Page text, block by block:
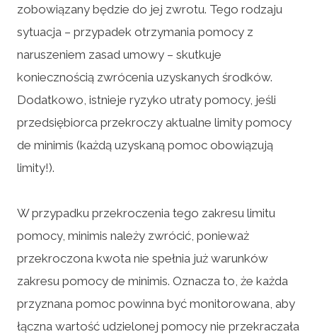
zobowiązany będzie do jej zwrotu. Tego rodzaju
sytuacja – przypadek otrzymania pomocy z
naruszeniem zasad umowy – skutkuje
koniecznością zwrócenia uzyskanych środków.
Dodatkowo, istnieje ryzyko utraty pomocy, jeśli
przedsiębiorca przekroczy aktualne limity pomocy
de minimis (każdą uzyskaną pomoc obowiązują
limity!).
W przypadku przekroczenia tego zakresu limitu
pomocy, minimis należy zwrócić, ponieważ
przekroczona kwota nie spełnia już warunków
zakresu pomocy de minimis. Oznacza to, że każda
przyznana pomoc powinna być monitorowana, aby
łączna wartość udzielonej pomocy nie przekraczała